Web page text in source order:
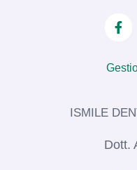
ISMILE
Dott.